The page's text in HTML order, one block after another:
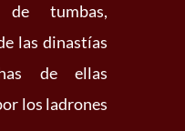
de tumbas,
las dinastías
de ellas
los ladrones